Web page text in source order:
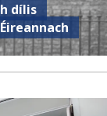
dílis